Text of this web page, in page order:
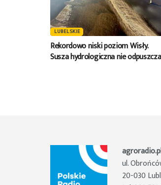
LUBELSKIE
Rekordowo niski poziom Wisły.
Susza hydrologiczna nie odpuszcza
ul.
20-030